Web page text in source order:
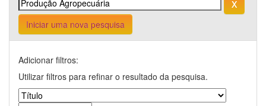
Iniciar uma nova pesquisa
Adicionar filtros:
Utilizar filtros para refinar o resultado da pesquisa.